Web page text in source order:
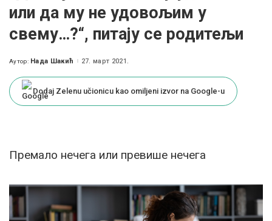
или да му не удовољим у
свему…?“, питају се родитељи
Posted
Аутор: Нада Шакић 27. март 2021.
Dodaj Zelenu učionicu kao omiljeni izvor na Google-u
Премало нечега или превише нечега